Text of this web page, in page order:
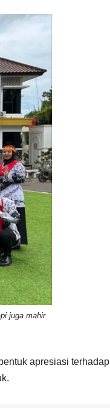
juga mahir
apresiasi terhadap